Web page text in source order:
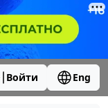
Войти Eng